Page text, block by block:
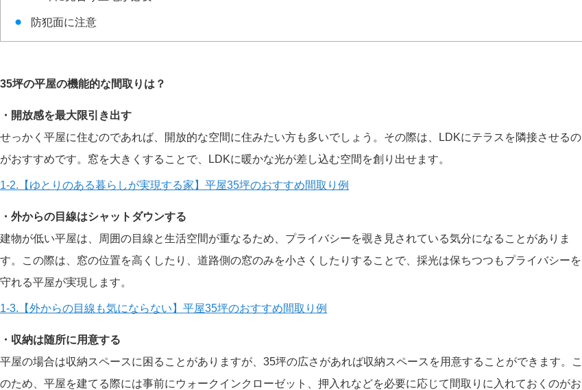
防犯面に注意
35坪の平屋の機能的な間取りは？
・開放感を最大限引き出す
せっかく平屋に住むのであれば、開放的な空間に住みたい方も多いでしょう。その際は、LDKにテラスを隣接させるの
がおすすめです。窓を大きくすることで、LDKに暖かな光が差し込む空間を創り出せます。
1-2.【ゆとりのある暮らしが実現する家】平屋35坪のおすすめ間取り例
・外からの目線はシャットダウンする
建物が低い平屋は、周囲の目線と生活空間が重なるため、プライバシーを覗き見されている気分になることがありま
す。この際は、窓の位置を高くしたり、道路側の窓のみを小さくしたりすることで、採光は保ちつつもプライバシーを
守れる平屋が実現します。
1-3.【外からの目線も気にならない】平屋35坪のおすすめ間取り例
・収納は随所に用意する
平屋の場合は収納スペースに困ることがありますが、35坪の広さがあれば収納スペースを用意することができます。こ
のため、平屋を建てる際には事前にウォークインクローゼット、押入れなどを必要に応じて間取りに入れておくのがお